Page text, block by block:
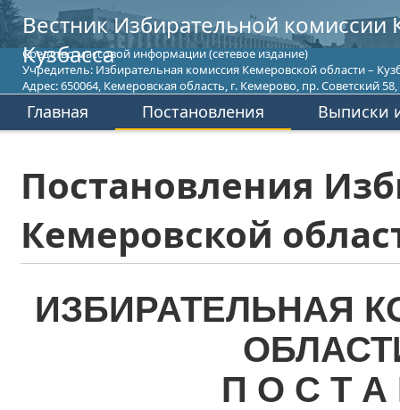
Вестник Избирательной комиссии
Кузбасса
Средство массовой информации (сетевое издание)
Учредитель: Избирательная комиссия Кемеровской области –
Адрес: 650064, Кемеровская область, г. Кемерово, пр. Советский 58,
Главная Постановления Выписки
Постановления
Кемеровской
ИЗБИРАТЕЛЬНАЯ
П О С Т А